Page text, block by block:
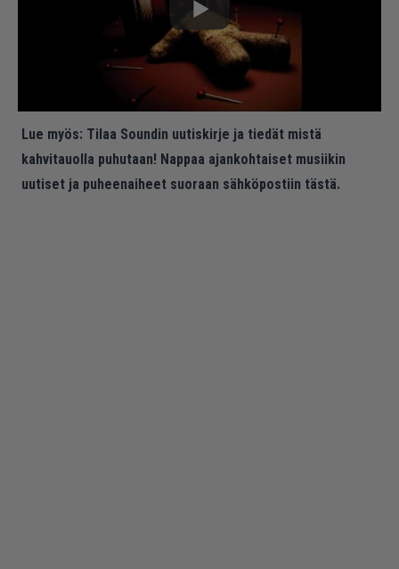
Lue myös: Tilaa Soundin uutiskirje ja tiedät mistä
kahvitauolla puhutaan! Nappaa ajankohtaiset musiikin
uutiset ja puheenaiheet suoraan sähköpostiin tästä.